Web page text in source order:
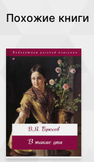
Похожие книги